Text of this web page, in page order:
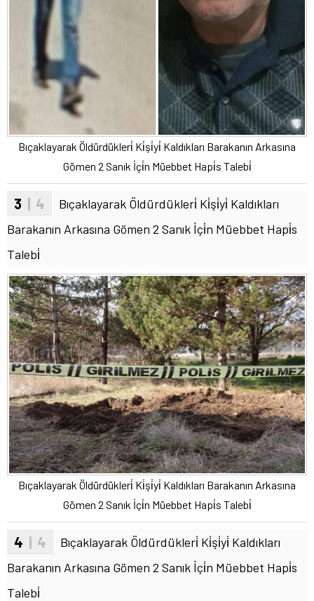
Bıçaklayarak Öldürdükleri̇ Ki̇şi̇yi̇ Kaldıkları Barakanın Arkasına
Gömen 2 Sanık İçi̇n Müebbet Hapi̇s Talebi̇
3 | 4
Bıçaklayarak Öldürdükleri̇ Ki̇şi̇yi̇ Kaldıkları
Barakanın Arkasına Gömen 2 Sanık İçi̇n Müebbet Hapi̇s
Talebi̇
Bıçaklayarak Öldürdükleri̇ Ki̇şi̇yi̇ Kaldıkları Barakanın Arkasına
Gömen 2 Sanık İçi̇n Müebbet Hapi̇s Talebi̇
4 | 4
Bıçaklayarak Öldürdükleri̇ Ki̇şi̇yi̇ Kaldıkları
Barakanın Arkasına Gömen 2 Sanık İçi̇n Müebbet Hapi̇s
Talebi̇